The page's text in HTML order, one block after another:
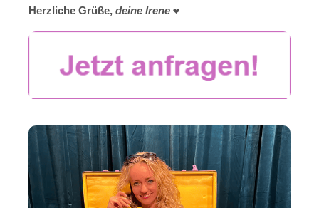
Herzliche Grüße, deine Irene ❤️